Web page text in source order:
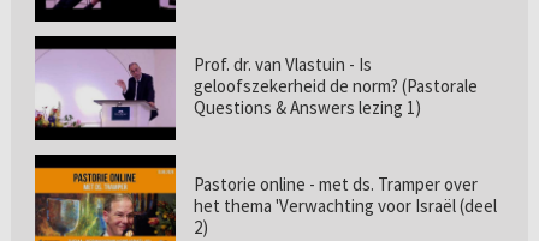
Prof. dr. van Vlastuin - Is
geloofszekerheid de norm? (Pastorale
Questions & Answers lezing 1)
Pastorie online - met ds. Tramper over
het thema 'Verwachting voor Israël (deel
2)